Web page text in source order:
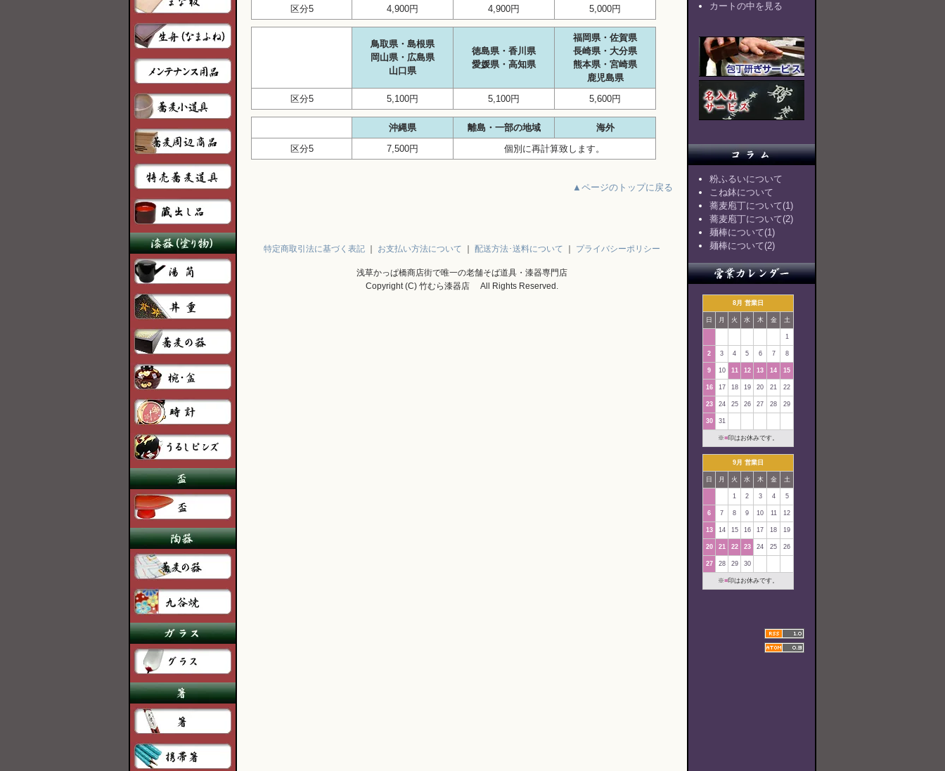
区分5 4,900円 4,900円 5,000円
鳥取県・島根県
岡山県・広島県
山口県
徳島県・香川県
愛媛県・高知県
福岡県・佐賀県
長崎県・大分県
熊本県・宮崎県
鹿児島県
区分5
5,100円 5,100円 5,600円
沖縄県 離島・一部の地域
海外
区分5
7,500円 個別に再計算致します。
▲ページのトップに戻る
特定商取引法に基づく表記 お支払い方法について 配送方法･送料について プライバシーポリシー
浅草かっぱ橋商店街で唯一の老舗そば道具・漆器専門店
Copyright (C) 竹むら漆器店 All Rights Reserved.
カートの中を見る
粉ふるいについて
こね鉢について
蕎麦庖丁について(1)
蕎麦庖丁について(2)
麺棒について(1)
麺棒について(2)
8月 営業日
日 月 火 水 木 金 土
1
2 3 4 5 6 7 8
9 10 11 12 13 14 15
16 17 18 19 20 21 22
23 24 25 26 27 28 29
30 31
※■印はお休みです。
9月 営業日
日 月 火 水 木 金 土
1 2 3 4 5
6 7 8 9 10 11 12
13 14 15 16 17 18 19
20 21 22 23 24 25 26
27 28 29 30
※■印はお休みです。